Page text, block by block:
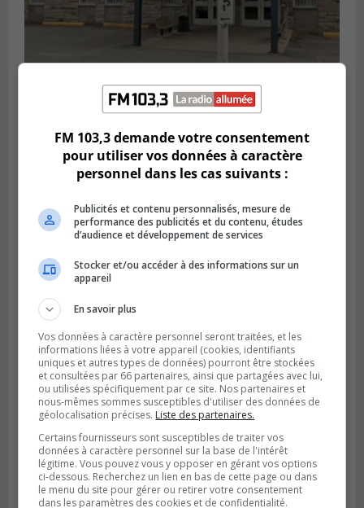
Publié le 5 août 2026 à 11h59
La Prairie loue des espaces de glace
jusqu’en avril 2027
LA PRAIRIE
Publié le 4 août 2026 à 15h50
Le mur du rempart de La Prairie retrouve
sa jeunesse
FM 103,3 demande votre consentement
pour utiliser vos données à caractère
personnel dans les cas suivants :
Publicités et contenu personnalisés, mesure de
performance des publicités et du contenu, études
d’audience et développement de services
Stocker et/ou accéder à des informations sur un
appareil
En savoir plus
Vos données à caractère personnel seront traitées, et les
informations liées à votre appareil (cookies, identifiants
uniques et autres types de données) pourront être stockées
et consultées par 66 partenaires, ainsi que partagées avec lui,
ou utilisées spécifiquement par ce site. Nos partenaires et
nous-mêmes sommes susceptibles d'utiliser des données de
géolocalisation précises. Liste des partenaires.
Certains fournisseurs sont susceptibles de traiter vos
données à caractère personnel sur la base de l'intérêt
légitime. Vous pouvez vous y opposer en gérant vos options
ci-dessous. Recherchez un lien en bas de cette page ou dans
le menu du site pour gérer ou retirer votre consentement
dans les paramètres des cookies et de confidentialité.